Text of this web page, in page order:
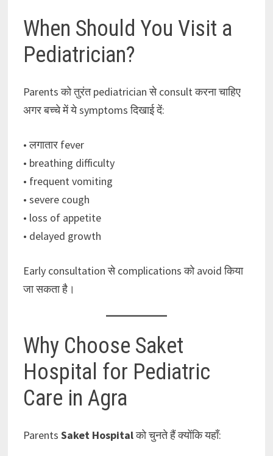
When Should You Visit a
Pediatrician?
Parents को तुरंत pediatrician से consult करना चाहिए
अगर बच्चे में ये symptoms दिखाई दें:
• लगातार fever
• breathing difficulty
• frequent vomiting
• severe cough
• loss of appetite
• delayed growth
Early consultation से complications को avoid किया
जा सकता है।
Why Choose Saket
Hospital for Pediatric
Care in Agra
ParentsSaket Hospitalको चुनते हैं क्योंकि यहाँ: